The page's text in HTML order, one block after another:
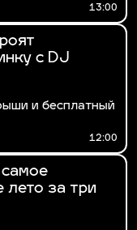
13:00
с DJ
и бесплатный
12:00
за три